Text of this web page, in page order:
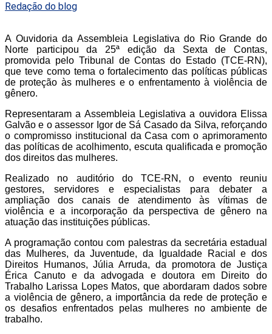
Redação do blog
A Ouvidoria da Assembleia Legislativa do Rio Grande do
Norte participou da 25ª edição da Sexta de Contas,
promovida pelo Tribunal de Contas do Estado (TCE-RN),
que teve como tema o fortalecimento das políticas públicas
de proteção às mulheres e o enfrentamento à violência de
gênero.
Representaram a Assembleia Legislativa a ouvidora Elissa
Galvão e o assessor Igor de Sá Casado da Silva, reforçando
o compromisso institucional da Casa com o aprimoramento
das políticas de acolhimento, escuta qualificada e promoção
dos direitos das mulheres.
Realizado no auditório do TCE-RN, o evento reuniu
gestores, servidores e especialistas para debater a
ampliação dos canais de atendimento às vítimas de
violência e a incorporação da perspectiva de gênero na
atuação das instituições públicas.
A programação contou com palestras da secretária estadual
das Mulheres, da Juventude, da Igualdade Racial e dos
Direitos Humanos, Júlia Arruda, da promotora de Justiça
Érica Canuto e da advogada e doutora em Direito do
Trabalho Larissa Lopes Matos, que abordaram dados sobre
a violência de gênero, a importância da rede de proteção e
os desafios enfrentados pelas mulheres no ambiente de
trabalho.